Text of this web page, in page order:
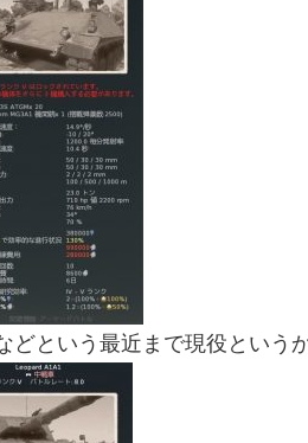
という最近まで現役という